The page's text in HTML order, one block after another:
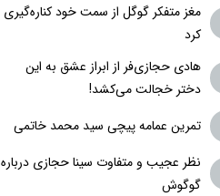
مغز متفکر گوگل از سمت خود کناره‌گیری
کرد
هادی حجازی‌فر از ابراز عشق به این
دختر خجالت می‌کشد!
تمرین عمامه پیچی سید محمد خاتمی
نظر عجیب و متفاوت سینا حجازی درباره
گوگوش